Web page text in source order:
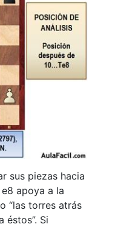
sus piezas hacia
apoya a la
“las torres atrás
éstos”. Si